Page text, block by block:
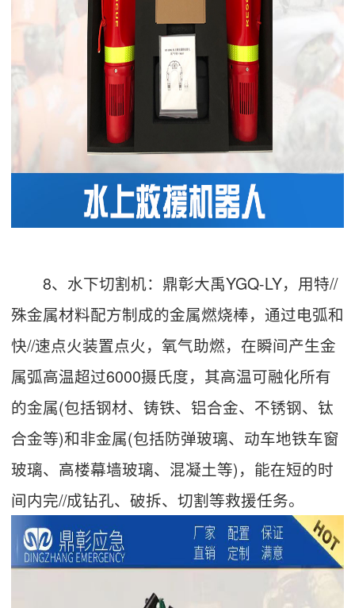
8、水下切割机：鼎彰大禹YGQ-LY，用特//
殊金属材料配方制成的金属燃烧棒，通过电弧和
快//速点火装置点火，氧气助燃，在瞬间产生金
属弧高温超过6000摄氏度，其高温可融化所有
的金属(包括钢材、铸铁、铝合金、不锈钢、钛
合金等)和非金属(包括防弹玻璃、动车地铁车窗
玻璃、高楼幕墙玻璃、混凝土等)，能在短的时
间内完//成钻孔、破拆、切割等救援任务。